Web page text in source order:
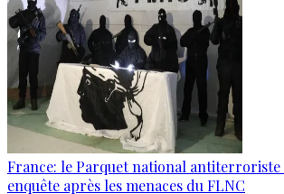
France: le Parquet national antiterroriste
enquête après les menaces du FLNC